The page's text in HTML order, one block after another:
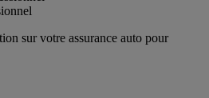
sur votre assurance auto pour